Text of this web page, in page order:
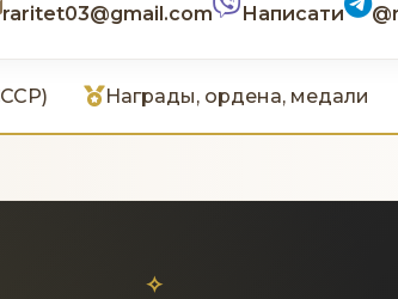
raritet03@gmail.com Написати
Награды, ордена, медали